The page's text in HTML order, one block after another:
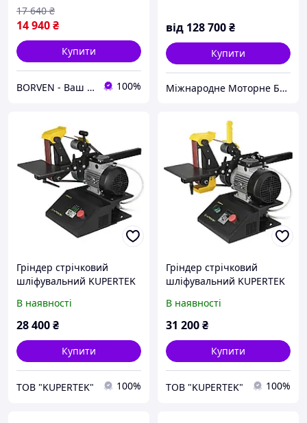
дисков
14 940₴
17 640 ₴
Купити
BORVEN - Ваш надійний постачальник техніки, обладнання та інструменту 100%
від 128 700₴
Купити
Міжнародне Моторне Бюро
Гріндер стрічковий
шліфувальний KUPERTEK
частоти і поворотним
механізмом
В наявності
28 400₴
Купити
ТОВ "KUPERTEK" 100%
Гріндер стрічковий
шліфувальний KUPERTEK
частоти і поворотним
механізмом
В наявності
31 200₴
Купити
ТОВ "KUPERTEK" 100%